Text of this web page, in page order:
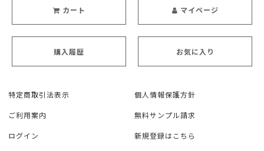
カート マイページ
購入履歴 お気に入り
特定商取引法表示 個人情報保護方針
ご利用案内 無料サンプル請求
ログイン 新規登録はこちら